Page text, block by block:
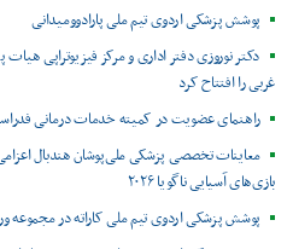
پوشش پزشکی اردوی تیم ملی پارادوومیدانی
دکتر نوروزی دفتر اداری و مرکز فیزیوتراپی
غربی را افتتاح کرد
راهنمای عضویت در کمیته خدمات درمانی
معاینات تخصصی پزشکی ملی‌پوشان هندبال
بازی‌های آسیایی ناگویا ۲۰۲۶
پوشش پزشکی اردوی تیم ملی کاراته در مجموعه